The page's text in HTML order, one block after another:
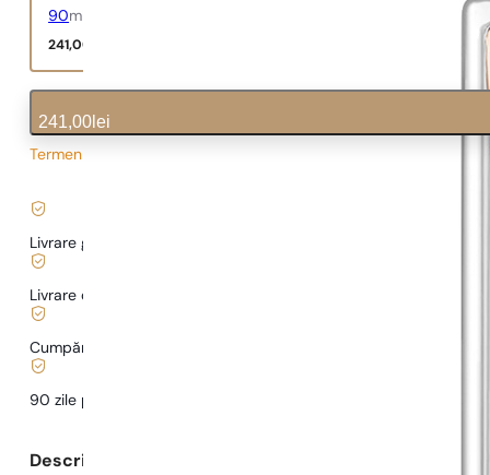
90ml
241,00
241,00 lei
Termen de livrare prelungit
Livrare gratuită de la
Livrare de la
Cumpărături și plăți sigure
90 zile pentru a
Descrierea parfumului